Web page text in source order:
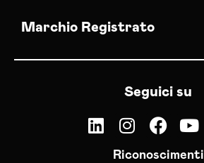
Marchio Registrato
Seguici su
Riconoscimenti